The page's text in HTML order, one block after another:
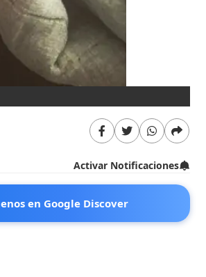
Activar Notificaciones
en Google Discover